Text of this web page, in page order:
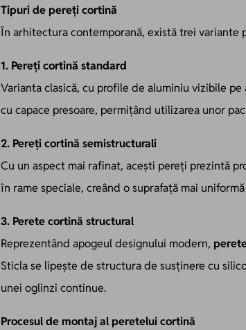
Tipuri de pereți cortină
În arhitectura contemporană, există trei variante
1. Pereți cortină standard
Varianta clasică, cu profile de aluminiu vizibile
cu capace presoare, permițând utilizarea unor
2. Pereți cortină semistructurali
Cu un aspect mai rafinat, acești pereți prezintă
în rame speciale, creând o suprafață mai
3. Perete cortină structural
Reprezentând apogeul designului modern,
Sticla se lipește de structura de susținere cu
unei oglinzi continue.
Procesul de montaj al peretelui cortină